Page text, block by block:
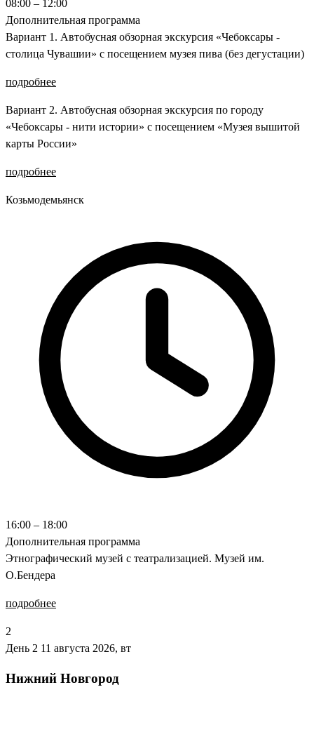
08:00 – 12:00
Дополнительная программа
Вариант 1. Автобусная обзорная экскурсия «Чебоксары -
столица Чувашии» с посещением музея пива (без дегустации)
подробнее
Вариант 2. Автобусная обзорная экскурсия по городу
«Чебоксары - нити истории» с посещением «Музея вышитой
карты России»
подробнее
Козьмодемьянск
16:00 – 18:00
Дополнительная программа
Этнографический музей с театрализацией. Музей им.
О.Бендера
подробнее
2
День 2 11 августа 2026, вт
Нижний Новгород